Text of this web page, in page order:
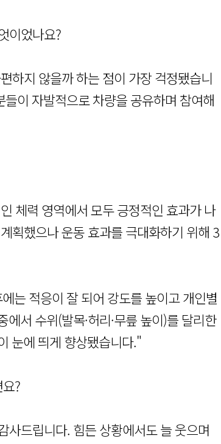
이었나요?
하지 않을까 하는 점이 가장 걱정됐습니
이 자발적으로 차량을 공유하며 참여해
체력 영역에서 모두 긍정적인 효과가 나
획했으나 운동 효과를 극대화하기 위해 3
는 적응이 잘 되어 강도를 높이고 개인별
서 수위(발목·허리·무릎 높이)를 달리한
눈에 띄게 향상됐습니다."
?
사드립니다. 힘든 상황에서도 늘 웃으며